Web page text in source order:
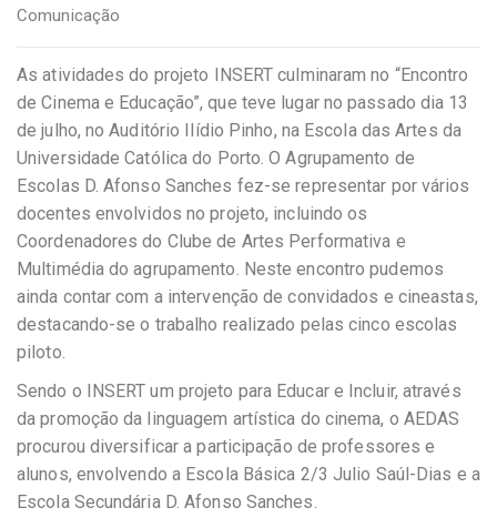
Comunicação
As atividades do projeto INSERT culminaram no “Encontro
de Cinema e Educação”, que teve lugar no passado dia 13
de julho, no Auditório Ilídio Pinho, na Escola das Artes da
Universidade Católica do Porto. O Agrupamento de
Escolas D. Afonso Sanches fez-se representar por vários
docentes envolvidos no projeto, incluindo os
Coordenadores do Clube de Artes Performativa e
Multimédia do agrupamento. Neste encontro pudemos
ainda contar com a intervenção de convidados e cineastas,
destacando-se o trabalho realizado pelas cinco escolas
piloto.
Sendo o INSERT um projeto para Educar e Incluir, através
da promoção da linguagem artística do cinema, o AEDAS
procurou diversificar a participação de professores e
alunos, envolvendo a Escola Básica 2/3 Julio Saúl-Dias e a
Escola Secundária D. Afonso Sanches.